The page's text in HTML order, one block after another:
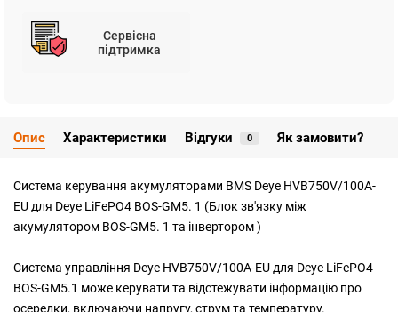
Сервісна
підтримка
Опис Характеристики Відгуки 0 Як замовити?
Система керування акумуляторами BMS Deye HVB750V/100A-
EU для Deye LiFePO4 BOS-GM5. 1 (Блок зв'язку між
акумулятором BOS-GM5. 1 та інвертором )
Система управління Deye HVB750V/100A-EU для Deye LiFePO4
BOS-GM5.1 може керувати та відстежувати інформацію про
осередки, включаючи напругу, струм та температуру.